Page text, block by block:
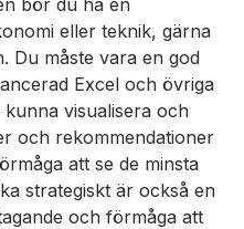
bör du ha en
eller teknik, gärna
Du måste vara en god
Excel och övriga
visualisera och
och rekommendationer
att se de minsta
strategiskt är också en
och förmåga att